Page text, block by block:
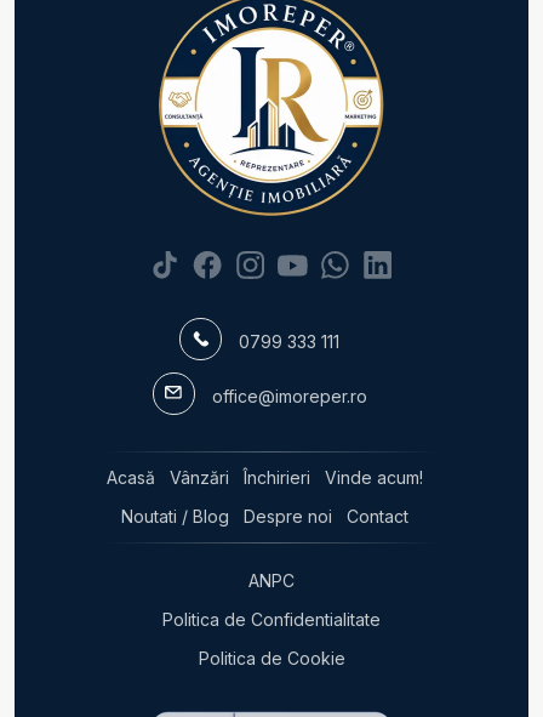
0799 333 111
office@imoreper.ro
Acasă Vânzări Închirieri
Vinde acum!
Noutati / Blog
Despre noi Contact
ANPC
Politica de Confidentialitate
Politica de Cookie